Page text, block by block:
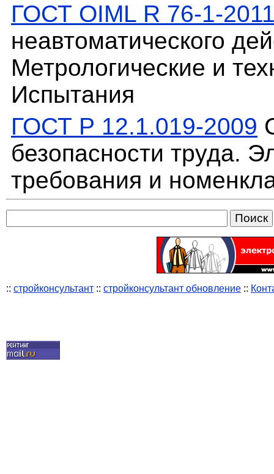
ГОСТ OIML R 76-1-
неавтоматического
Метрологические и
Испытания
ГОСТ Р 12.1.019-2009
безопасности труда.
требования и
:: стройконсультант :: стройконсультант обновление ::